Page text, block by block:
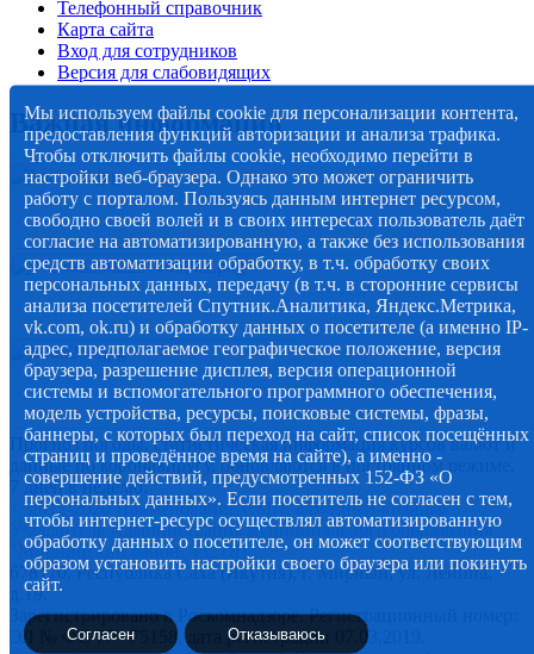
Телефонный справочник
Карта сайта
Вход для сотрудников
Версия для слабовидящих
Важная информация
Прогноз погоды, статистическая информация курсов валют и
данные по коронавирусу, обновляются в постоянном режиме,
7 дней в неделю.
© 2012-2020 Наименование СМИ: алмазный-край.рф.
Учредитель Администрация муниципального образования
"Мирнинский район" РС (Я)
678170, Республика Саха (Якутия), г. Мирный, ул. Ленина,
д.19.
Зарегистрировано в Роскомнадзоре. Регистрационный номер:
ЭЛ № ФС 77 - 75158, дата регистрации 07.03.2019.
Мы используем файлы cookie для персонализации контента,
предоставления функций авторизации и анализа трафика.
Чтобы отключить файлы cookie, необходимо перейти в
настройки веб-браузера. Однако это может ограничить
работу с порталом. Пользуясь данным интернет ресурсом,
свободно своей волей и в своих интересах пользователь даёт
согласие на автоматизированную, а также без использования
средств автоматизации обработку, в т.ч. обработку своих
персональных данных, передачу (в т.ч. в сторонние сервисы
анализа посетителей Спутник.Аналитика, Яндекс.Метрика,
vk.com, ok.ru) и обработку данных о посетителе (а именно IP-
адрес, предполагаемое географическое положение, версия
браузера, разрешение дисплея, версия операционной
системы и вспомогательного программного обеспечения,
модель устройства, ресурсы, поисковые системы, фразы,
баннеры, с которых был переход на сайт, список посещённых
страниц и проведённое время на сайте), а именно -
совершение действий, предусмотренных 152-ФЗ «О
персональных данных». Если посетитель не согласен с тем,
чтобы интернет-ресурс осуществлял автоматизированную
обработку данных о посетителе, он может соответствующим
образом установить настройки своего браузера или покинуть
сайт.
Согласен Отказываюсь